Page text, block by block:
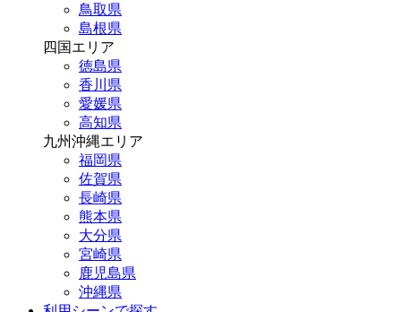
鳥取県
島根県
四国エリア
徳島県
香川県
愛媛県
高知県
九州沖縄エリア
福岡県
佐賀県
長崎県
熊本県
大分県
宮崎県
鹿児島県
沖縄県